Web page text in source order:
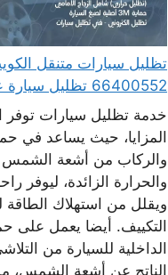
تظليل سيارات متنقل
66400552 تظليل سيارة عازل حراري
خدمة تظليل سيارات توفر
المزايا، حيث يساعد في
والركاب من أشعة الشمس
والحرارة الزائدة، ليوفر
ويقلل من استهلاك الطاقة
التكييف. أيضا يعمل على
الداخلية للسيارة من
الناتج عن أشعة الشمس،